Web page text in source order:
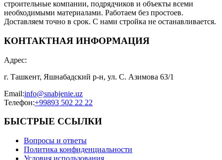
строительные компании, подрядчиков и объекты всеми
необходимыми материалами. Работаем без простоев.
Доставляем точно в срок. С нами стройка не останавливается.
КОНТАКТНАЯ ИНФОРМАЦИЯ
Адрес:
г. Ташкент, Яшнабадский р-н, ул. С. Азимова 63/1
Email:info@snabjenie.uz
Телефон:+99893 502 22 22
БЫСТРЫЕ ССЫЛКИ
Вопросы и ответы
Политика конфиденциальности